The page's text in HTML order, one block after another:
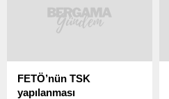
FETÖ’nün TSK
yapılanması